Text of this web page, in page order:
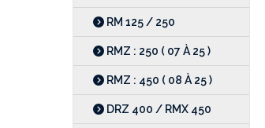
RM 125 / 250
RMZ : 250 ( 07 À 25 )
RMZ : 450 ( 08 À 25 )
DRZ 400 / RMX 450
Service pose Kit déco